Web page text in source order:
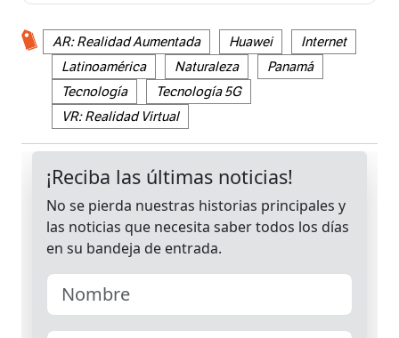
AR: Realidad Aumentada Huawei
Internet
Latinoamérica
Naturaleza
Panamá
Tecnología
Tecnología 5G
VR: Realidad Virtual